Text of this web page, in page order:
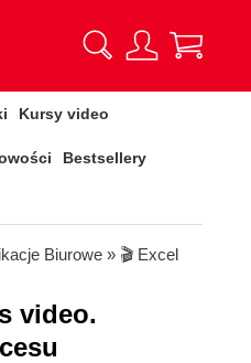
Kursy video
Bestsellery
Biurowe » 🎬 Excel
video.